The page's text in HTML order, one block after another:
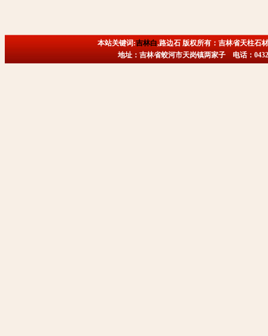
本站关键词:吉林白,路边石 版权所有：吉林省天柱石
地址：吉林省蛟河市天岗镇两家子 电话：